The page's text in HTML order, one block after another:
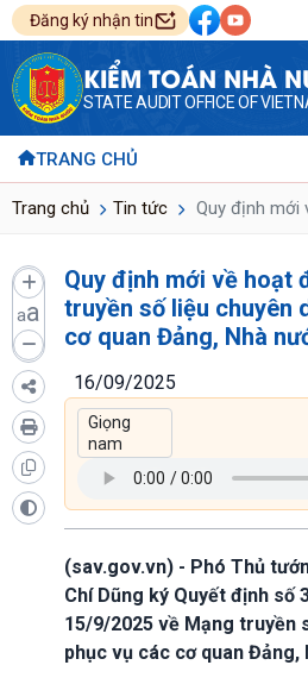
Đăng ký nhận tin
KIỂM TOÁN NHÀ
STATE AUDIT OFFICE OF
TRANG CHỦ
Trang chủ Tin tức Quy định mới
aa
Quy định mới về hoạt
truyền số liệu chuyên
cơ quan Đảng, Nhà
16/09/2025
(sav.gov.vn) - Phó Thủ
Chí Dũng ký Quyết định số
15/9/2025 về Mạng truyền
phục vụ các cơ quan Đảng,